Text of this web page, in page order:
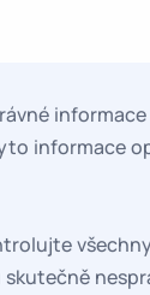
informace